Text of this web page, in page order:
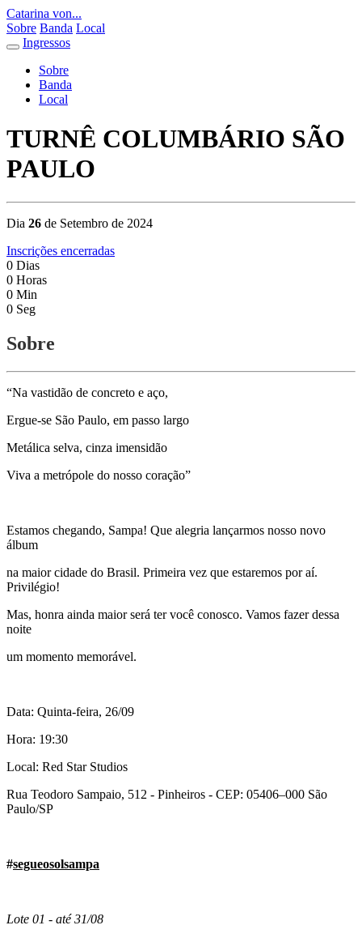
Catarina von...
Sobre Banda Local
Ingressos
Sobre
Banda
Local
TURNÊ COLUMBÁRIO SÃO
PAULO
Dia 26 de Setembro de 2024
Inscrições encerradas
0 Dias
0 Horas
0 Min
0 Seg
Sobre
“Na vastidão de concreto e aço,
Ergue-se São Paulo, em passo largo
Metálica selva, cinza imensidão
Viva a metrópole do nosso coração”
Estamos chegando, Sampa! Que alegria lançarmos nosso novo
álbum
na maior cidade do Brasil. Primeira vez que estaremos por aí.
Privilégio!
Mas, honra ainda maior será ter você conosco. Vamos fazer dessa
noite
um momento memorável.
Data: Quinta-feira, 26/09
Hora: 19:30
Local: Red Star Studios
Rua Teodoro Sampaio, 512 - Pinheiros - CEP: 05406–000 São
Paulo/SP
#segueosolsampa
Lote 01 - até 31/08